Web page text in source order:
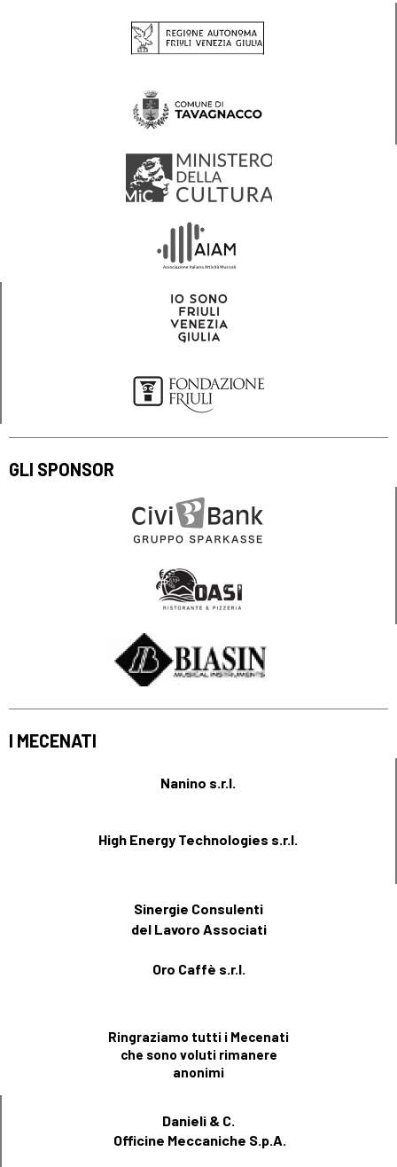
GLI SPONSOR
I MECENATI
Nanino s.r.l.
High Energy Technologies s.r.l.
Sinergie Consulenti
del Lavoro Associati
Oro Caffè s.r.l.
Ringraziamo tutti i Mecenati
che sono voluti rimanere
anonimi
Danieli & C.
Officine Meccaniche S.p.A.